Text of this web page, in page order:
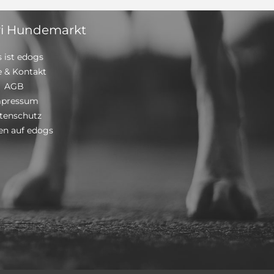
Hundemarkt
ist edogs
& Kontakt
AGB
auf edogs